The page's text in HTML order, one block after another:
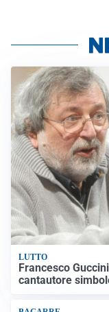
LUTTO
Francesco
cantautore